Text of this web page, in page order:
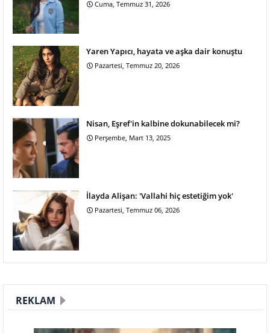
Cuma, Temmuz 31, 2026
Yaren Yapıcı, hayata ve aşka dair konuştu
Pazartesi, Temmuz 20, 2026
Nisan, Eşref'in kalbine dokunabilecek mi?
Perşembe, Mart 13, 2025
İlayda Alişan: 'Vallahi hiç estetiğim yok'
Pazartesi, Temmuz 06, 2026
REKLAM